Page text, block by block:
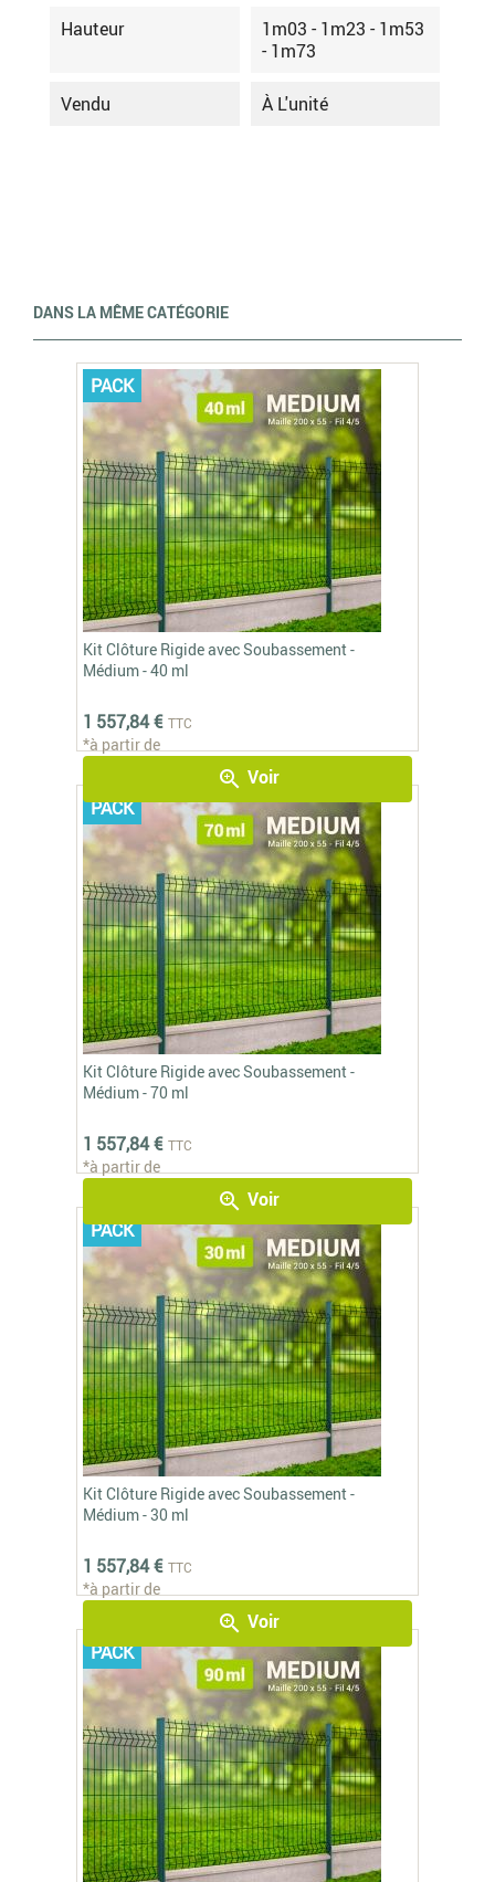
Hauteur
1m03 - 1m23 - 1m53
- 1m73
Vendu À L'unité
DANS LA MÊME CATÉGORIE
Kit Clôture Rigide avec Soubassement -
Médium - 40 ml
1 557,84 € TTC
*à partir de
zoom_in Voir
PACK
Kit Clôture Rigide avec Soubassement -
Médium - 70 ml
1 557,84 € TTC
*à partir de
zoom_in Voir
PACK
Kit Clôture Rigide avec Soubassement -
Médium - 30 ml
1 557,84 € TTC
*à partir de
zoom_in Voir
PACK
PACK